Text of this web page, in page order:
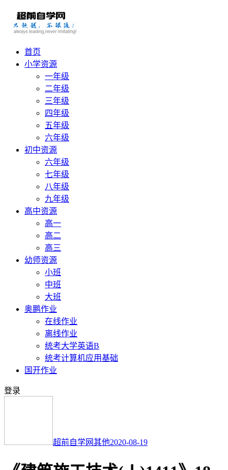
首页
小学资源
一年级
二年级
三年级
四年级
五年级
六年级
初中资源
六年级
七年级
八年级
九年级
高中资源
高一
高二
高三
幼师资源
小班
中班
大班
奥鹏作业
在线作业
离线作业
统考大学英语B
统考计算机应用基础
国开作业
登录
超前自学网其他2020-08-19